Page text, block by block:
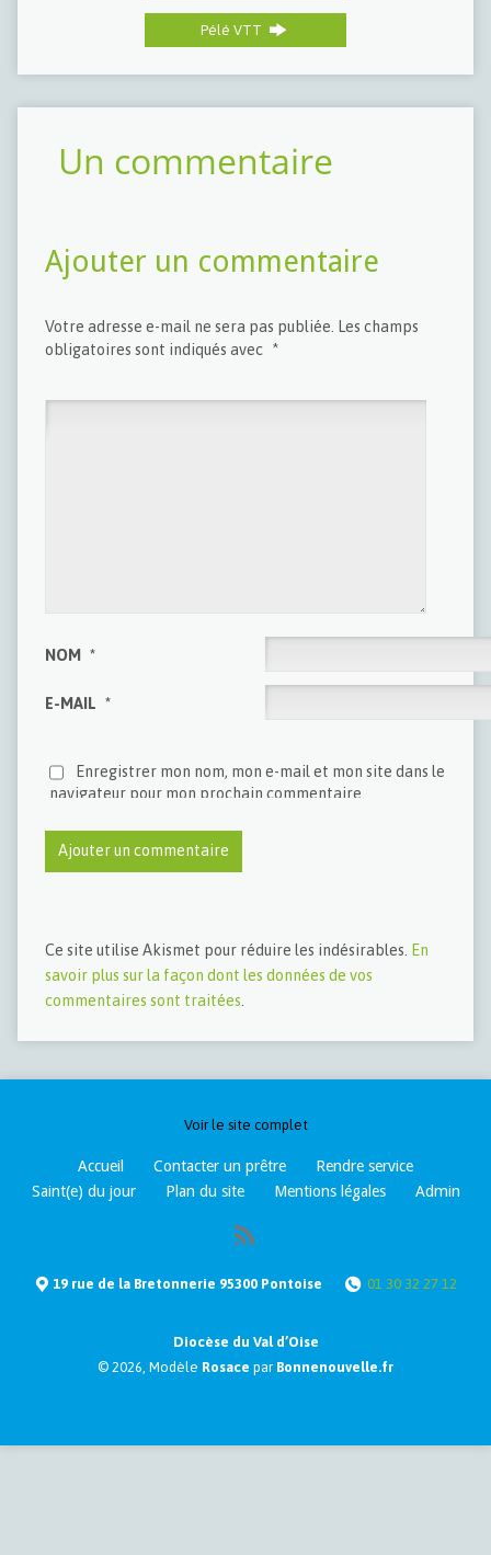
Pélé VTT
Un commentaire
Ajouter un commentaire
Votre adresse e-mail ne sera pas publiée.
Les champs
obligatoires sont indiqués avec *
NOM *
E-MAIL *
Enregistrer mon nom, mon e-mail et mon site dans le
navigateur pour mon prochain commentaire.
Ce site utilise Akismet pour réduire les indésirables.
En
savoir plus sur la façon dont les données de vos
commentaires sont traitées
Voir le site complet
Accueil Contacter un prêtre
Rendre service
Saint(e) du jour
Plan du site Mentions légales Admin
19 rue de la Bretonnerie 95300 Pontoise 01 30 32 27 12
Diocèse du Val d’Oise
© 2026, Modèle Rosace par Bonnenouvelle.fr